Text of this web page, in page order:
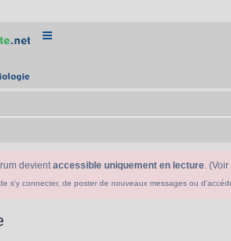
devientaccessible uniquement en lecture. (Voir
s'y connecter, de poster de nouveaux messages ou